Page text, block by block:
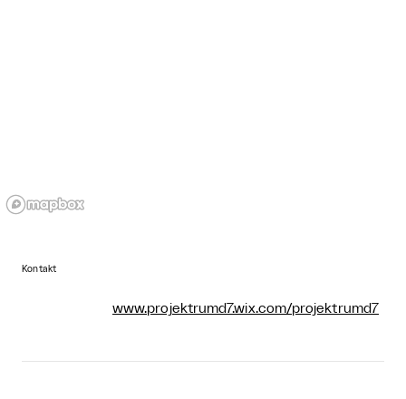
Kontakt
www.projektrumd7.wix.com/projektrumd7